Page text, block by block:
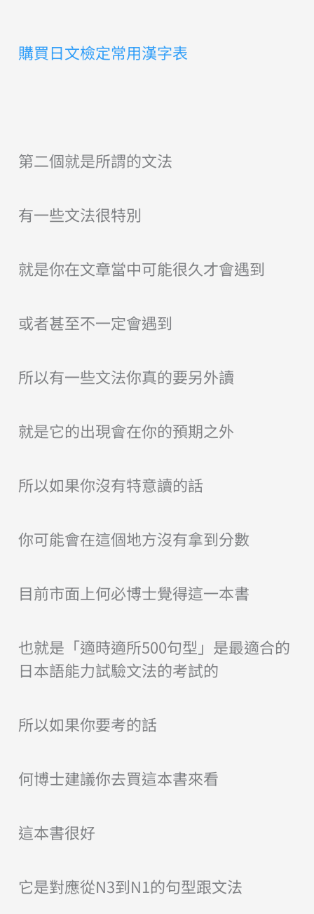
購買日文檢定常用漢字表
第二個就是所謂的文法
有一些文法很特別
就是你在文章當中可能很久才會遇到
或者甚至不一定會遇到
所以有一些文法你真的要另外讀
就是它的出現會在你的預期之外
所以如果你沒有特意讀的話
你可能會在這個地方沒有拿到分數
目前市面上何必博士覺得這一本書
也就是「適時適所500句型」是最適合的
日本語能力試驗文法的考試的
所以如果你要考的話
何博士建議你去買這本書來看
這本書很好
它是對應從N3到N1的句型跟文法